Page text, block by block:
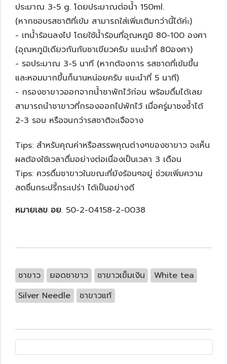
ประมาณ 3-5 g. โดยประมาณต่อน้ำ 150ml.
(หากชอบรสชาติที่เข้ม สามารถใส่เพิ่มเติมกว่านี้ได้ค่ะ)
- เทน้ำร้อนลงไป โดยใช้น้ำร้อนที่อุณหภูมิ 80-100 องศา
(อุณหภูมิเดียวกันกับชาเขียวครับ แนะนำที่ 80องศา)
- รอประมาณ 3-5 นาที (หากต้องการ รสชาดที่เข้มขึ้น
และหอมมากขึ้นก็นานหน่อยครับ แนะนำที่ 5 นาที)
- กรองชาขาวออกจากน้ำชาพักไว้ก่อน พร้อมดื่มได้เลย
สามารถนำชาขาวที่กรองออกไปพักไว้ เมื่อครู่มาชงซ้ำได้
2-3 รอบ หรือจนกว่ารสชาติจะเจือจาง
Tips: สำหรับคุณค่าหรือสรรพคุณต่างๆของชาขาว จะเห็น
ผลต้องใช้เวลาดื่มอย่างต่อเนื่องเป็นเวลา 3 เดือน
Tips: ควรดื่มชาขาวในขณะที่ยังร้อนๆอยู่ ช่วยเพิ่มความ
สดชื่นกระปรี้กระเปร่า ได้เป็นอย่างดี
หมายเลข อย. 50-2-04158-2-0038
ชาขาว ยอดชาขาว ชาขาวเข็มเงิน
White tea
Silver Needle
ชาขาวแท้